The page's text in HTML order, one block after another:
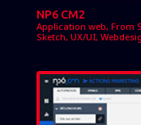
NP6 CM2
Application web, From
Sketch, UX/UI,